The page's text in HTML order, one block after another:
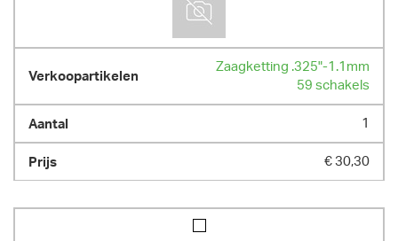
Zaagketting .325"-1.1mm
59 schakels
1
€ 30,30